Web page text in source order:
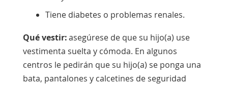
Tiene diabetes o problemas renales.
Qué vestir:asegúrese de que su hijo(a) use
vestimenta suelta y cómoda. En algunos
centros le pedirán que su hijo(a) se ponga una
bata, pantalones y calcetines de seguridad